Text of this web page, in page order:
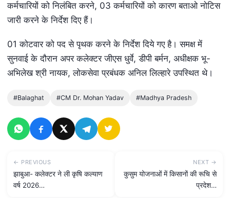
कर्मचारियों को निलंबित करने, 03 कर्मचारियों को कारण बताओ नोटिस
जारी करने के निर्देश दिए हैं।
01 कोटवार को पद से पृथक करने के निर्देश दिये गए है। समक्ष में
सुनवाई के दौरान अपर कलेक्‍टर जीएस धुर्वे, डीपी बर्मन, अधीक्षक भू-
अभिलेख श्री नायक, लोकसेवा प्रबंधक अनिल लिल्‍हारे उपस्थित थे।
#Balaghat #CM Dr. Mohan Yadav #Madhya Pradesh
← PREVIOUS
झाबुआ- कलेक्टर ने ली कृषि कल्याण
वर्ष 2026…
NEXT →
कुसुम योजनाओं में किसानों की रूचि से
प्रदेश…